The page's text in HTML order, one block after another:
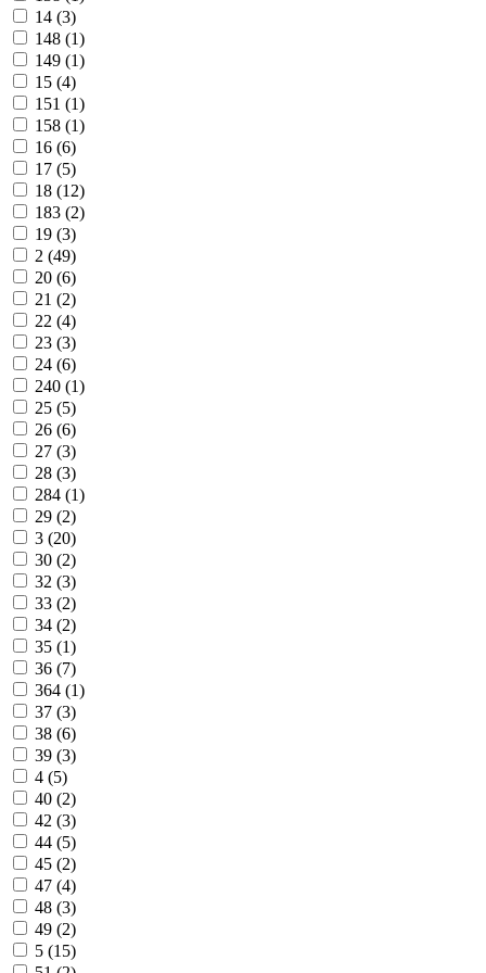
14 (3)
148 (1)
149 (1)
15 (4)
151 (1)
158 (1)
16 (6)
17 (5)
18 (12)
183 (2)
19 (3)
2 (49)
20 (6)
21 (2)
22 (4)
23 (3)
24 (6)
240 (1)
25 (5)
26 (6)
27 (3)
28 (3)
284 (1)
29 (2)
3 (20)
30 (2)
32 (3)
33 (2)
34 (2)
35 (1)
36 (7)
364 (1)
37 (3)
38 (6)
39 (3)
4 (5)
40 (2)
42 (3)
44 (5)
45 (2)
47 (4)
48 (3)
49 (2)
5 (15)